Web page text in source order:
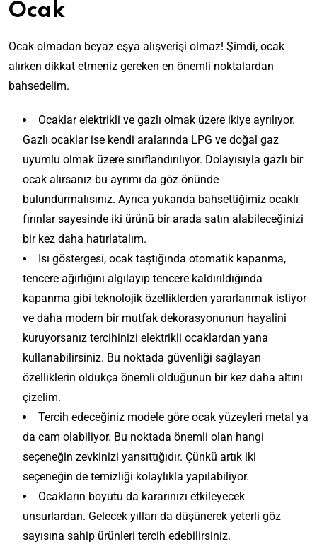
Ocak
Ocak olmadan beyaz eşya alışverişi olmaz! Şimdi, ocak
alırken dikkat etmeniz gereken en önemli noktalardan
bahsedelim.
Ocaklar elektrikli ve gazlı olmak üzere ikiye ayrılıyor.
Gazlı ocaklar ise kendi aralarında LPG ve doğal gaz
uyumlu olmak üzere sınıflandırılıyor. Dolayısıyla gazlı bir
ocak alırsanız bu ayrımı da göz önünde
bulundurmalısınız. Ayrıca yukarıda bahsettiğimiz ocaklı
fırınlar sayesinde iki ürünü bir arada satın alabileceğinizi
bir kez daha hatırlatalım.
Isı göstergesi, ocak taştığında otomatik kapanma,
tencere ağırlığını algılayıp tencere kaldırıldığında
kapanma gibi teknolojik özelliklerden yararlanmak istiyor
ve daha modern bir mutfak dekorasyonunun hayalini
kuruyorsanız tercihinizi elektrikli ocaklardan yana
kullanabilirsiniz. Bu noktada güvenliği sağlayan
özelliklerin oldukça önemli olduğunun bir kez daha altını
çizelim.
Tercih edeceğiniz modele göre ocak yüzeyleri metal ya
da cam olabiliyor. Bu noktada önemli olan hangi
seçeneğin zevkinizi yansıttığıdır. Çünkü artık iki
seçeneğin de temizliği kolaylıkla yapılabiliyor.
Ocakların boyutu da kararınızı etkileyecek
unsurlardan. Gelecek yılları da düşünerek yeterli göz
sayısına sahip ürünleri tercih edebilirsiniz.